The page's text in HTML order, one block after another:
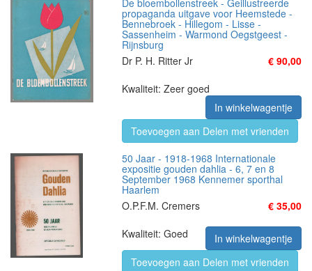
De bloembollenstreek - Geillustreerde
propaganda uitgave voor Heemstede -
Bennebroek - Hillegom - Lisse -
Sassenheim - Warmond Oegstgeest -
Rijnsburg
Dr P. H. Ritter Jr
€ 90,00
Kwaliteit: Zeer goed
In winkelwagentje
Toevoegen aan Delen met vrienden
50 Jaar - 1918-1968 Internationale
expositie gouden dahlia - 6, 7 en 8
September 1968 Kennemer sporthal
Haarlem
O.P.F.M. Cremers
€ 35,00
Kwaliteit: Goed
In winkelwagentje
Toevoegen aan Delen met vrienden